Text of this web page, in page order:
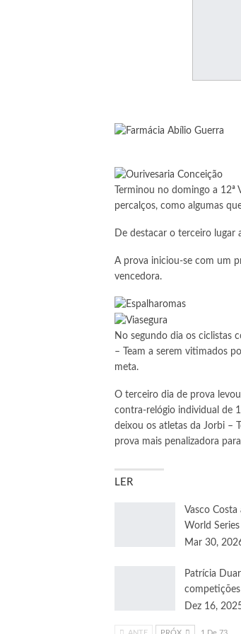
Terminou no domingo a
percalços, como algumas
De destacar o terceiro lugar
A prova iniciou-se com um
vencedora.
No segundo dia os ciclistas
– Team a serem vitimados
meta.
O terceiro dia de prova
contra-relógio individual de
deixou os atletas da Jorbi –
prova mais penalizadora
LER
Vasco Costa
World Series
Mar 30,
Patrícia
Dez 16,